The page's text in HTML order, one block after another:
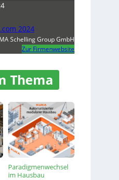
2024
Schelling Group GmbH
Zur Firmenwebsite
Thema
Paradigmenwechsel
im Hausbau